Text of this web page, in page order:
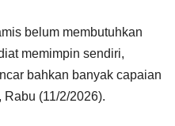
belum membutuhkan
memimpin sendiri,
bahkan banyak capaian
Rabu (11/2/2026).